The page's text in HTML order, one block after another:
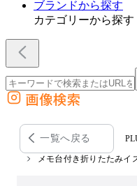
ブランドから探す
カテゴリーから探す
外部サイトの商品をカートに追加
他のサイトで見つけた商品ページのURL
画像検索
一覧へ戻る
メモ台付き折りたたみイ